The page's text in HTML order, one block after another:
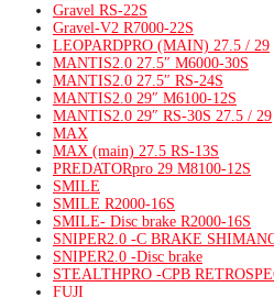
Gravel RS-22S
Gravel-V2 R7000-22S
LEOPARDPRO (MAIN) 27.5 / 29
MANTIS2.0 27.5″ M6000-30S
MANTIS2.0 27.5″ RS-24S
MANTIS2.0 29″ M6100-12S
MANTIS2.0 29″ RS-30S 27.5 / 29
MAX
MAX (main) 27.5 RS-13S
PREDATORpro 29 M8100-12S
SMILE
SMILE R2000-16S
SMILE- Disc brake R2000-16S
SNIPER2.0 -C BRAKE
SNIPER2.0 -Disc brake
STEALTHPRO -CPB
FUJI